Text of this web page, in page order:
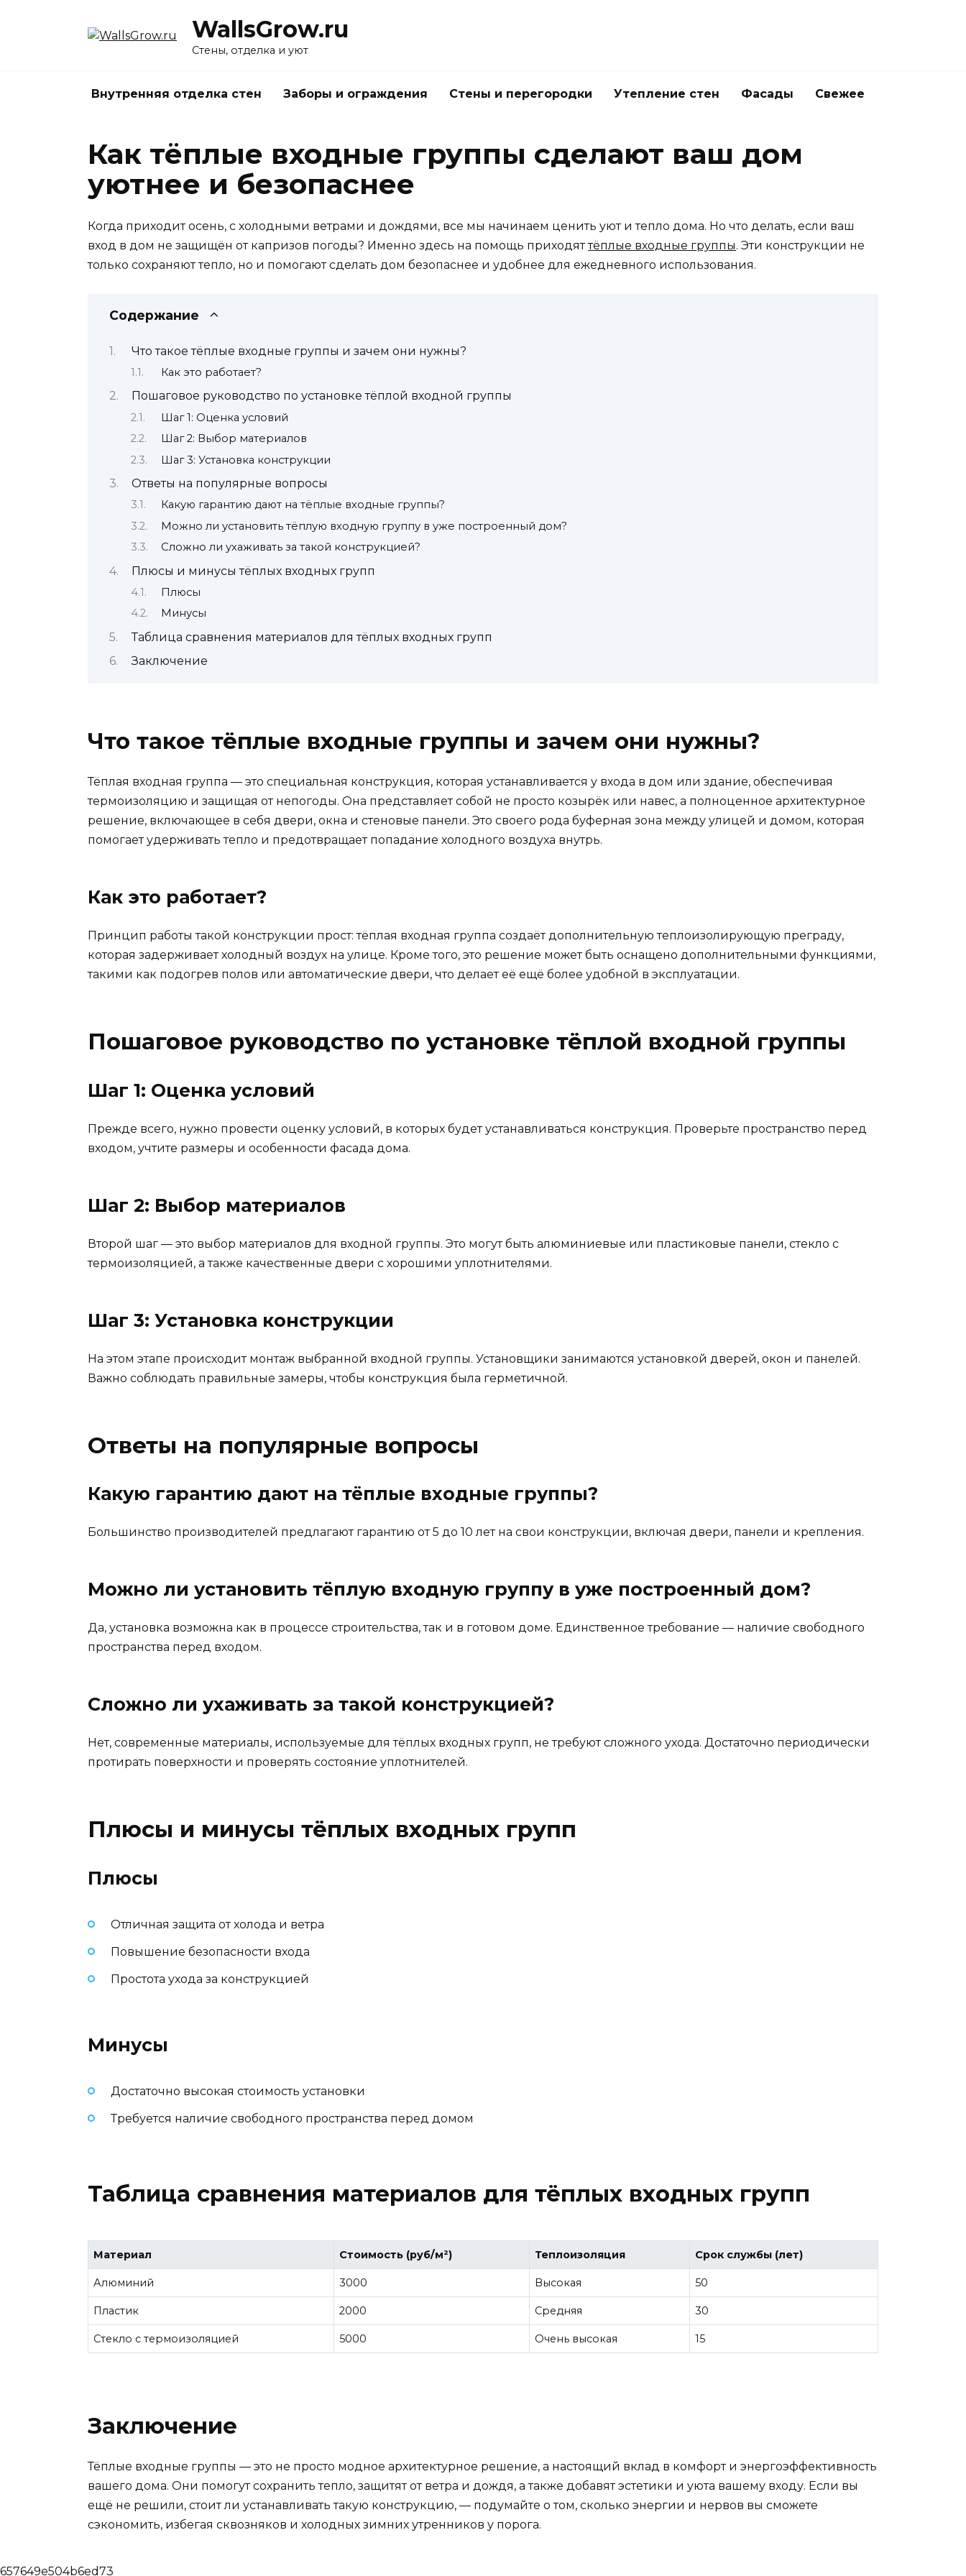
WallsGrow.ru
Стены, отделка и уют
Внутренняя отделка стен Заборы и ограждения Стены и перегородки Утепление стен Фасады Свежее
Как тёплые входные группы сделают ваш дом
уютнее и безопаснее
Когда приходит осень, с холодными ветрами и дождями, все мы начинаем ценить уют и тепло дома. Но что делать, если ваш
вход в дом не защищён от капризов погоды? Именно здесь на помощь приходяттёплые входные группы. Эти конструкции не
только сохраняют тепло, но и помогают сделать дом безопаснее и удобнее для ежедневного использования.
Содержание
Что такое тёплые входные группы и зачем они нужны?
Как это работает?
Пошаговое руководство по установке тёплой входной группы
Шаг 1: Оценка условий
Шаг 2: Выбор материалов
Шаг 3: Установка конструкции
Ответы на популярные вопросы
Какую гарантию дают на тёплые входные группы?
Можно ли установить тёплую входную группу в уже построенный дом?
Сложно ли ухаживать за такой конструкцией?
Плюсы и минусы тёплых входных групп
Плюсы
Минусы
Таблица сравнения материалов для тёплых входных групп
Заключение
Что такое тёплые входные группы и зачем они нужны?
Тёплая входная группа — это специальная конструкция, которая устанавливается у входа в дом или здание, обеспечивая
термоизоляцию и защищая от непогоды. Она представляет собой не просто козырёк или навес, а полноценное архитектурное
решение, включающее в себя двери, окна и стеновые панели. Это своего рода буферная зона между улицей и домом, которая
помогает удерживать тепло и предотвращает попадание холодного воздуха внутрь.
Как это работает?
Принцип работы такой конструкции прост: тёплая входная группа создаёт дополнительную теплоизолирующую преграду,
которая задерживает холодный воздух на улице. Кроме того, это решение может быть оснащено дополнительными функциями,
такими как подогрев полов или автоматические двери, что делает её ещё более удобной в эксплуатации.
Пошаговое руководство по установке тёплой входной группы
Шаг 1: Оценка условий
Прежде всего, нужно провести оценку условий, в которых будет устанавливаться конструкция. Проверьте пространство перед
входом, учтите размеры и особенности фасада дома.
Шаг 2: Выбор материалов
Второй шаг — это выбор материалов для входной группы. Это могут быть алюминиевые или пластиковые панели, стекло с
термоизоляцией, а также качественные двери с хорошими уплотнителями.
Шаг 3: Установка конструкции
На этом этапе происходит монтаж выбранной входной группы. Установщики занимаются установкой дверей, окон и панелей.
Важно соблюдать правильные замеры, чтобы конструкция была герметичной.
Ответы на популярные вопросы
Какую гарантию дают на тёплые входные группы?
Большинство производителей предлагают гарантию от 5 до 10 лет на свои конструкции, включая двери, панели и крепления.
Можно ли установить тёплую входную группу в уже построенный дом?
Да, установка возможна как в процессе строительства, так и в готовом доме. Единственное требование — наличие свободного
пространства перед входом.
Сложно ли ухаживать за такой конструкцией?
Нет, современные материалы, используемые для тёплых входных групп, не требуют сложного ухода. Достаточно периодически
протирать поверхности и проверять состояние уплотнителей.
Плюсы и минусы тёплых входных групп
Плюсы
Отличная защита от холода и ветра
Повышение безопасности входа
Простота ухода за конструкцией
Минусы
Достаточно высокая стоимость установки
Требуется наличие свободного пространства перед домом
Таблица сравнения материалов для тёплых входных групп
Материал Стоимость (руб/м²) Теплоизоляция Срок службы (лет)
Алюминий 3000 Высокая 50
Пластик 2000 Средняя 30
Стекло с термоизоляцией 5000 Очень высокая 15
Заключение
Тёплые входные группы — это не просто модное архитектурное решение, а настоящий вклад в комфорт и энергоэффективность
вашего дома. Они помогут сохранить тепло, защитят от ветра и дождя, а также добавят эстетики и уюта вашему входу. Если вы
ещё не решили, стоит ли устанавливать такую конструкцию, — подумайте о том, сколько энергии и нервов вы сможете
сэкономить, избегая сквозняков и холодных зимних утренников у порога.
657649e504b6ed73